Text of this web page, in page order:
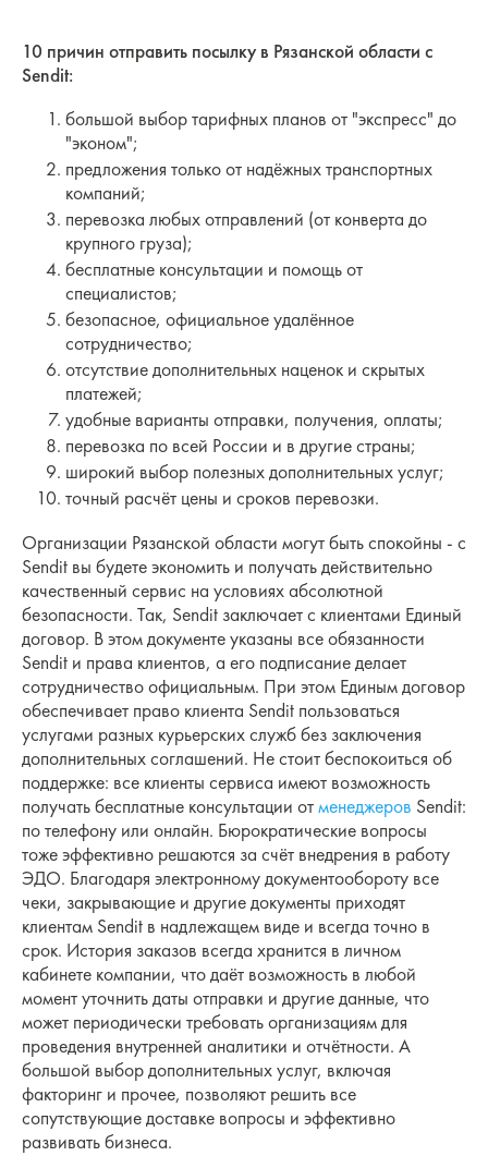
10 причин отправить посылку в Рязанской области с
Sendit:
большой выбор тарифных планов от "экспресс" до
"эконом";
предложения только от надёжных транспортных
компаний;
перевозка любых отправлений (от конверта до
крупного груза);
бесплатные консультации и помощь от
специалистов;
безопасное, официальное удалённое
сотрудничество;
отсутствие дополнительных наценок и скрытых
платежей;
удобные варианты отправки, получения, оплаты;
перевозка по всей России и в другие страны;
широкий выбор полезных дополнительных услуг;
точный расчёт цены и сроков перевозки.
Организации Рязанской области могут быть спокойны - с
Sendit вы будете экономить и получать действительно
качественный сервис на условиях абсолютной
безопасности. Так, Sendit заключает с клиентами Единый
договор. В этом документе указаны все обязанности
Sendit и права клиентов, а его подписание делает
сотрудничество официальным. При этом Единым договор
обеспечивает право клиента Sendit пользоваться
услугами разных курьерских служб без заключения
дополнительных соглашений. Не стоит беспокоиться об
поддержке: все клиенты сервиса имеют возможность
получать бесплатные консультации отменеджеров Sendit:
по телефону или онлайн. Бюрократические вопросы
тоже эффективно решаются за счёт внедрения в работу
ЭДО. Благодаря электронному документообороту все
чеки, закрывающие и другие документы приходят
клиентам Sendit в надлежащем виде и всегда точно в
срок. История заказов всегда хранится в личном
кабинете компании, что даёт возможность в любой
момент уточнить даты отправки и другие данные, что
может периодически требовать организациям для
проведения внутренней аналитики и отчётности. А
большой выбор дополнительных услуг, включая
факторинг и прочее, позволяют решить все
сопутствующие доставке вопросы и эффективно
развивать бизнеса.